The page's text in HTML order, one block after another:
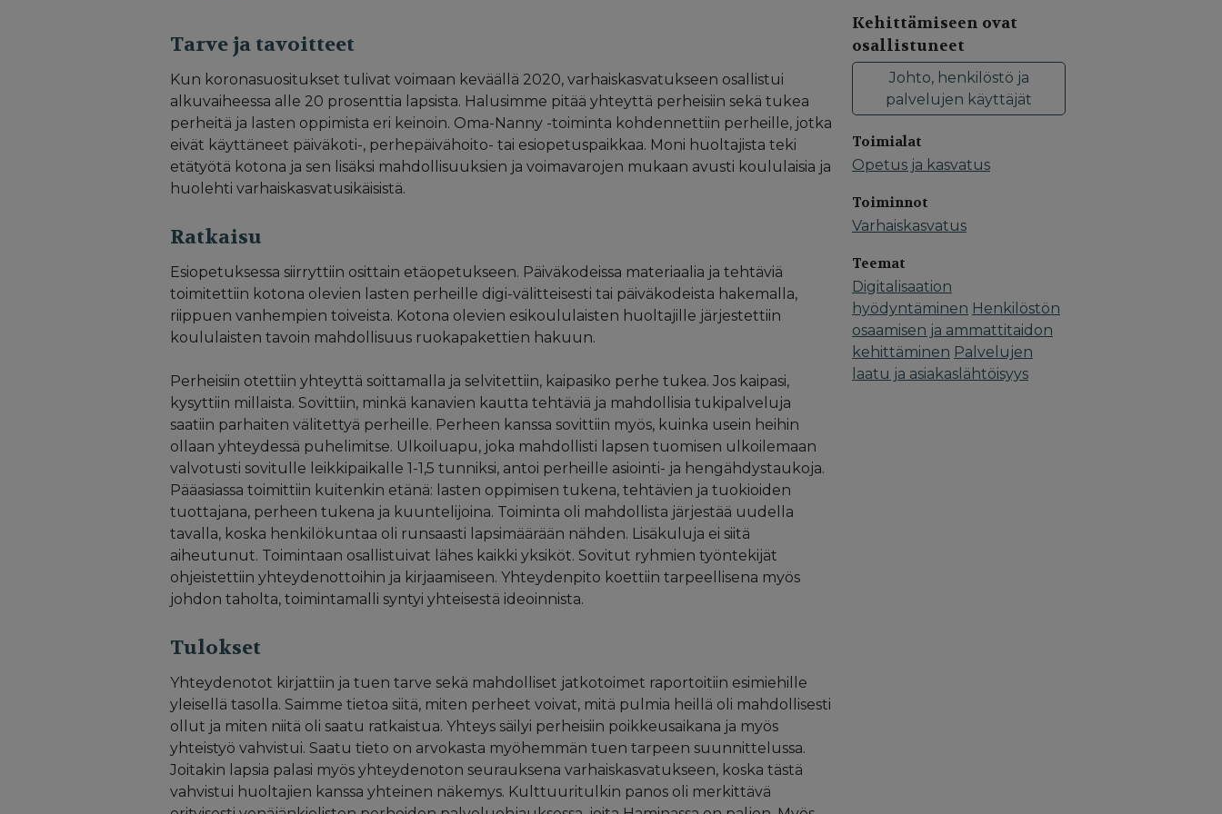
Tarve ja tavoitteet
Kun koronasuositukset tulivat voimaan keväällä 2020, varhaiskasvatukseen osallistui
alkuvaiheessa alle 20 prosenttia lapsista. Halusimme pitää yhteyttä perheisiin sekä tukea
perheitä ja lasten oppimista eri keinoin. Oma-Nanny -toiminta kohdennettiin perheille, jotka
eivät käyttäneet päiväkoti-, perhepäivähoito- tai esiopetuspaikkaa. Moni huoltajista teki
etätyötä kotona ja sen lisäksi mahdollisuuksien ja voimavarojen mukaan avusti koululaisia ja
huolehti varhaiskasvatusikäisistä.
Ratkaisu
Esiopetuksessa siirryttiin osittain etäopetukseen. Päiväkodeissa materiaalia ja tehtäviä
toimitettiin kotona olevien lasten perheille digi-välitteisesti tai päiväkodeista hakemalla,
riippuen vanhempien toiveista. Kotona olevien esikoululaisten huoltajille järjestettiin
koululaisten tavoin mahdollisuus ruokapakettien hakuun.
Perheisiin otettiin yhteyttä soittamalla ja selvitettiin, kaipasiko perhe tukea. Jos kaipasi,
kysyttiin millaista. Sovittiin, minkä kanavien kautta tehtäviä ja mahdollisia tukipalveluja
saatiin parhaiten välitettyä perheille. Perheen kanssa sovittiin myös, kuinka usein heihin
ollaan yhteydessä puhelimitse. Ulkoiluapu, joka mahdollisti lapsen tuomisen ulkoilemaan
valvotusti sovitulle leikkipaikalle 1-1,5 tunniksi, antoi perheille asiointi- ja hengähdystaukoja.
Pääasiassa toimittiin kuitenkin etänä: lasten oppimisen tukena, tehtävien ja tuokioiden
tuottajana, perheen tukena ja kuuntelijoina. Toiminta oli mahdollista järjestää uudella
tavalla, koska henkilökuntaa oli runsaasti lapsimäärään nähden. Lisäkuluja ei siitä
aiheutunut. Toimintaan osallistuivat lähes kaikki yksiköt. Sovitut ryhmien työntekijät
ohjeistettiin yhteydenottoihin ja kirjaamiseen. Yhteydenpito koettiin tarpeellisena myös
johdon taholta, toimintamalli syntyi yhteisestä ideoinnista.
Tulokset
Yhteydenotot kirjattiin ja tuen tarve sekä mahdolliset jatkotoimet raportoitiin esimiehille
yleisellä tasolla. Saimme tietoa siitä, miten perheet voivat, mitä pulmia heillä oli mahdollisesti
ollut ja miten niitä oli saatu ratkaistua. Yhteys säilyi perheisiin poikkeusaikana ja myös
yhteistyö vahvistui. Saatu tieto on arvokasta myöhemmän tuen tarpeen suunnittelussa.
Joitakin lapsia palasi myös yhteydenoton seurauksena varhaiskasvatukseen, koska tästä
vahvistui huoltajien kanssa yhteinen näkemys. Kulttuuritulkin panos oli merkittävä
Kehittämiseen ovat
osallistuneet
Johto, henkilöstö ja
palvelujen käyttäjät
Toimialat
Opetus ja kasvatus
Toiminnot
Varhaiskasvatus
Teemat
Digitalisaation
hyödyntäminen Henkilöstön
osaamisen ja ammattitaidon
kehittäminen Palvelujen
laatu ja asiakaslähtöisyys